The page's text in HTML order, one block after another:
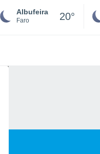
Albufeira
Faro 20°